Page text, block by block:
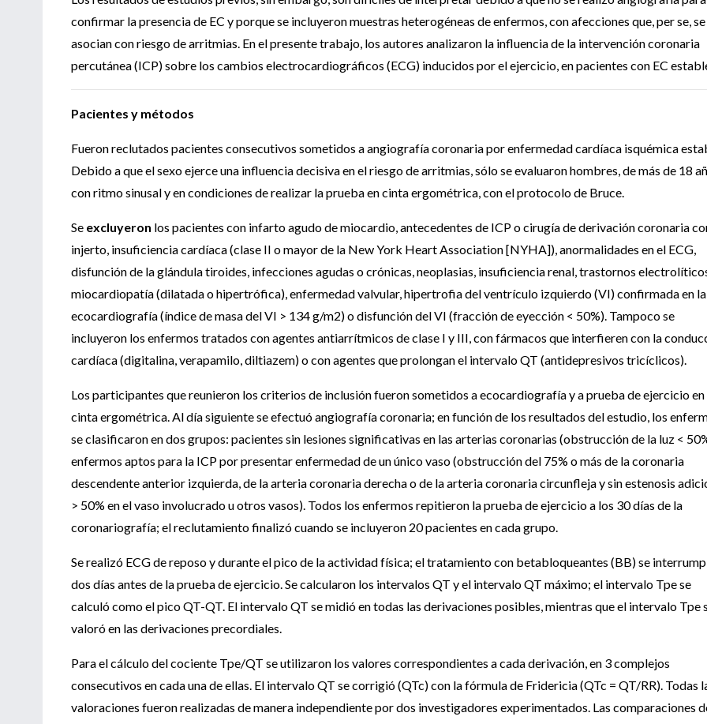
confirmar la presencia de EC y porque se incluyeron muestras heterogéneas de enfermos, con afecciones que, per se, se
asocian con riesgo de arritmias. En el presente trabajo, los autores analizaron la influencia de la intervención coronaria
percutánea (ICP) sobre los cambios electrocardiográficos (ECG) inducidos por el ejercicio, en pacientes con EC
Pacientes y métodos
Fueron reclutados pacientes consecutivos sometidos a angiografía coronaria por enfermedad cardíaca isquémica
Debido a que el sexo ejerce una influencia decisiva en el riesgo de arritmias, sólo se evaluaron hombres, de más de 18
con ritmo sinusal y en condiciones de realizar la prueba en cinta ergométrica, con el protocolo de Bruce.
Se excluyeron los pacientes con infarto agudo de miocardio, antecedentes de ICP o cirugía de derivación coronaria
injerto, insuficiencia cardíaca (clase II o mayor de la New York Heart Association [NYHA]), anormalidades en el ECG,
disfunción de la glándula tiroides, infecciones agudas o crónicas, neoplasias, insuficiencia renal, trastornos
miocardiopatía (dilatada o hipertrófica), enfermedad valvular, hipertrofia del ventrículo izquierdo (VI) confirmada en la
ecocardiografía (índice de masa del VI > 134 g/m2) o disfunción del VI (fracción de eyección < 50%). Tampoco se
incluyeron los enfermos tratados con agentes antiarrítmicos de clase I y III, con fármacos que interfieren con la
cardíaca (digitalina, verapamilo, diltiazem) o con agentes que prolongan el intervalo QT (antidepresivos tricíclicos).
Los participantes que reunieron los criterios de inclusión fueron sometidos a ecocardiografía y a prueba de ejercicio en
cinta ergométrica. Al día siguiente se efectuó angiografía coronaria; en función de los resultados del estudio, los
se clasificaron en dos grupos: pacientes sin lesiones significativas en las arterias coronarias (obstrucción de la luz <
enfermos aptos para la ICP por presentar enfermedad de un único vaso (obstrucción del 75% o más de la coronaria
descendente anterior izquierda, de la arteria coronaria derecha o de la arteria coronaria circunfleja y sin estenosis
> 50% en el vaso involucrado u otros vasos). Todos los enfermos repitieron la prueba de ejercicio a los 30 días de la
coronariografía; el reclutamiento finalizó cuando se incluyeron 20 pacientes en cada grupo.
Se realizó ECG de reposo y durante el pico de la actividad física; el tratamiento con betabloqueantes (BB) se
dos días antes de la prueba de ejercicio. Se calcularon los intervalos QT y el intervalo QT máximo; el intervalo Tpe se
calculó como el pico QT-QT. El intervalo QT se midió en todas las derivaciones posibles, mientras que el intervalo Tpe
valoró en las derivaciones precordiales.
Para el cálculo del cociente Tpe/QT se utilizaron los valores correspondientes a cada derivación, en 3 complejos
consecutivos en cada una de ellas. El intervalo QT se corrigió (QTc) con la fórmula de Fridericia (QTc = QT/RR). Todas
valoraciones fueron realizadas de manera independiente por dos investigadores experimentados. Las comparaciones